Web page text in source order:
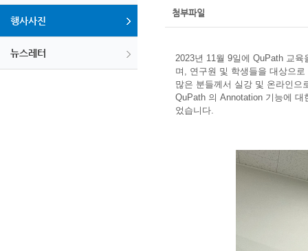
행사사진
뉴스레터
첨부파일
2023년 11월 9일에 QuPath 교
며, 연구원 및 학생들을 대상으
많은 분들께서 실강 및 온라인으
QuPath 의 Annotation 기능에
었습니다.